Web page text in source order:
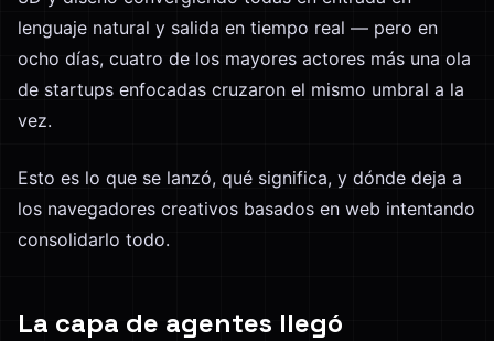
lenguaje natural y salida en tiempo real — pero en
ocho días, cuatro de los mayores actores más una ola
de startups enfocadas cruzaron el mismo umbral a la
vez.
Esto es lo que se lanzó, qué significa, y dónde deja a
los navegadores creativos basados en web intentando
consolidarlo todo.
La capa de agentes llegó